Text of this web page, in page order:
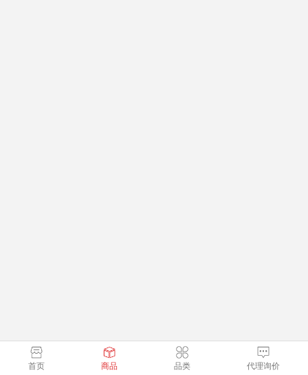
首页 商品 品类 代理询价